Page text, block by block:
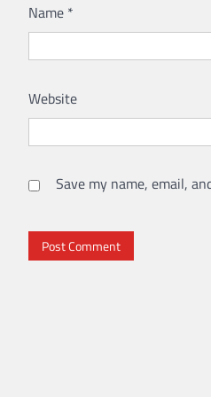
Name *
Website
Save my name, email,